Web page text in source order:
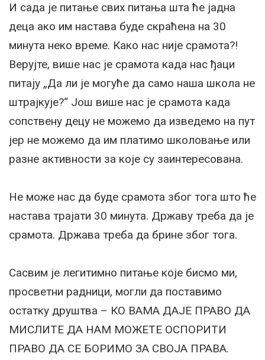
И сада је питање свих питања шта ће јадна
деца ако им настава буде скраћена на 30
минута неко време. Како нас није срамота?!
Верујте, више нас је срамота када нас ђаци
питају „Да ли је могуће да само наша школа не
штрајкује?“ Још више нас је срамота када
сопствену децу не можемо да изведемо на пут
јер не можемо да им платимо школовање или
разне активности за које су заинтересована.
Не може нас да буде срамота због тога што ће
настава трајати 30 минута. Државу треба да је
срамота. Држава треба да брине због тога.
Сасвим је легитимно питање које бисмо ми,
просветни радници, могли да поставимо
остатку друштва – КО ВАМА ДАЈЕ ПРАВО ДА
МИСЛИТЕ ДА НАМ МОЖЕТЕ ОСПОРИТИ
ПРАВО ДА СЕ БОРИМО ЗА СВОЈА ПРАВА.